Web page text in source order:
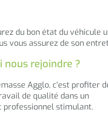
du bon état du véhicule
vous assurez de son
nous rejoindre ?
Agglo, c'est profiter
de qualité dans un
professionnel stimulant.